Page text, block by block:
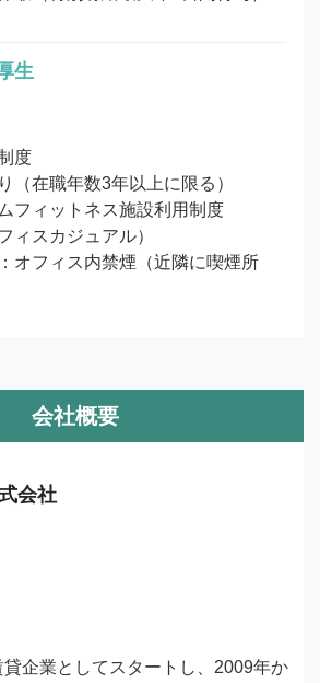
生
度
（在職年数3年以上に限る）
フィットネス施設利用制度
ィスカジュアル）
オフィス内禁煙（近隣に喫煙所
会社概要
会社
企業としてスタートし、2009年か